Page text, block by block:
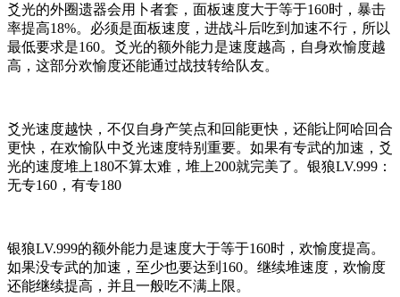
爻光的外圈遗器会用卜者套，面板速度大于等于160时，暴击
率提高18%。必须是面板速度，进战斗后吃到加速不行，所以
最低要求是160。爻光的额外能力是速度越高，自身欢愉度越
高，这部分欢愉度还能通过战技转给队友。
爻光速度越快，不仅自身产笑点和回能更快，还能让阿哈回合
更快，在欢愉队中爻光速度特别重要。如果有专武的加速，爻
光的速度堆上180不算太难，堆上200就完美了。银狼LV.999：
无专160，有专180
银狼LV.999的额外能力是速度大于等于160时，欢愉度提高。
如果没专武的加速，至少也要达到160。继续堆速度，欢愉度
还能继续提高，并且一般吃不满上限。